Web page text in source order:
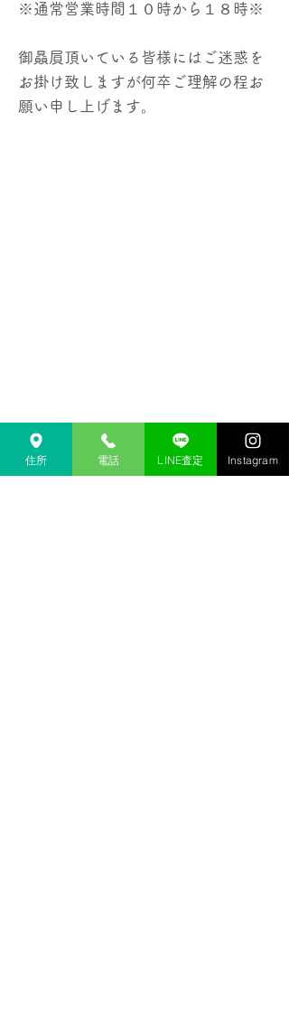
※通常営業時間１０時から１８時※
御贔屓頂いている皆様にはご迷惑を
お掛け致しますが何卒ご理解の程お
願い申し上げます。
住所 電話 LINE査定 Instagram